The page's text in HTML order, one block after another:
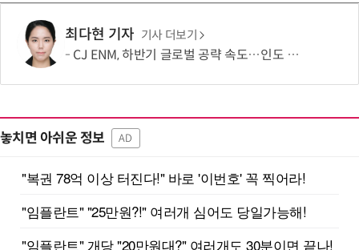
최다현 기자 기사 더보기
CJ ENM, 하반기 글로벌 공략 속도…인도 등 신규 시장 개척
놓치면 아쉬운 정보 AD